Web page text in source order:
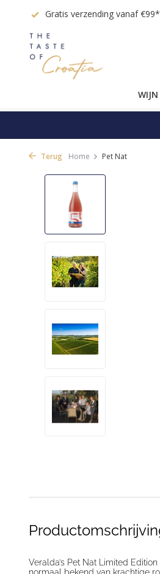
Gratis verzending vanaf
WIJN
Terug Home Pet Nat
Veralda’s Pet Nat Limited